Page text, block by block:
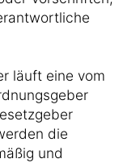
läuft eine vom
die
und